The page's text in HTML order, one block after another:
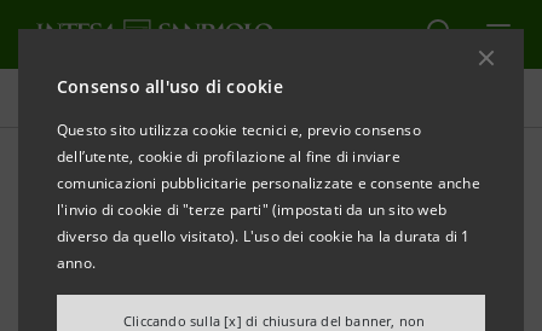
Consenso all'uso di cookie
Questo sito utilizza cookie tecnici e, previo consenso
dell’utente, cookie di profilazione al fine di inviare
comunicazioni pubblicitarie personalizzate e consente anche
l'invio di cookie di "terze parti" (impostati da un sito web
diverso da quello visitato). L'uso dei cookie ha la durata di 1
anno.
Cliccando sulla [x] di chiusura del banner, non
Tutte le news
“Noi Ripartiamo”, tappa di
Palermo: alleanze e nuovi
strumenti per ripartire